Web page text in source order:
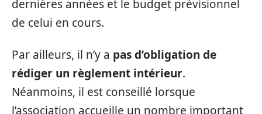
dernières années et le budget prévisionnel
de celui en cours.
Par ailleurs, il n’y a pas d’obligation de
rédiger un règlement intérieur.
Néanmoins, il est conseillé lorsque
l’association accueille un nombre important